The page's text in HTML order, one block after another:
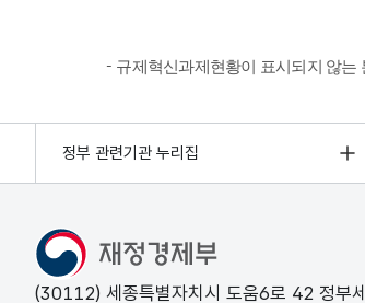
규제혁신과제현황이 표시되지 않는
정부 관련기관 누리집
(30112) 세종특별자치시 도움6로 42 정부